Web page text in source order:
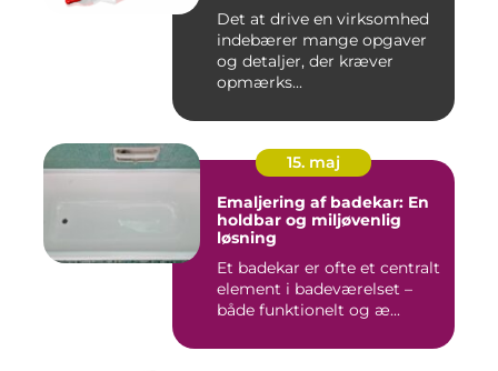
Det at drive en virksomhed
indebærer mange opgaver
og detaljer, der kræver
opmærks...
15. maj
Emaljering af badekar: En
holdbar og miljøvenlig
løsning
Et badekar er ofte et centralt
element i badeværelset –
både funktionelt og æ...